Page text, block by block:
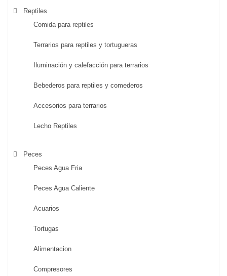
Reptiles
Comida para reptiles
Terrarios para reptiles y tortugueras
Iluminación y calefacción para terrarios
Bebederos para reptiles y comederos
Accesorios para terrarios
Lecho Reptiles
Peces
Peces Agua Fria
Peces Agua Caliente
Acuarios
Tortugas
Alimentacion
Compresores